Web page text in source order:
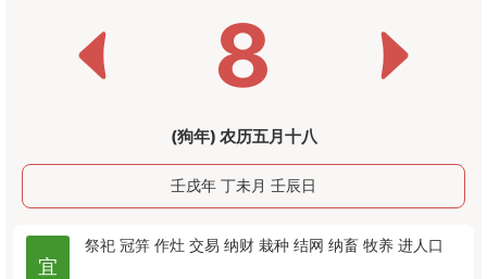
8
(狗年) 农历五月十八
壬戌年 丁未月 壬辰日
宜
祭祀 冠笄 作灶 交易 纳财 栽种 结网 纳畜 牧养 进人口